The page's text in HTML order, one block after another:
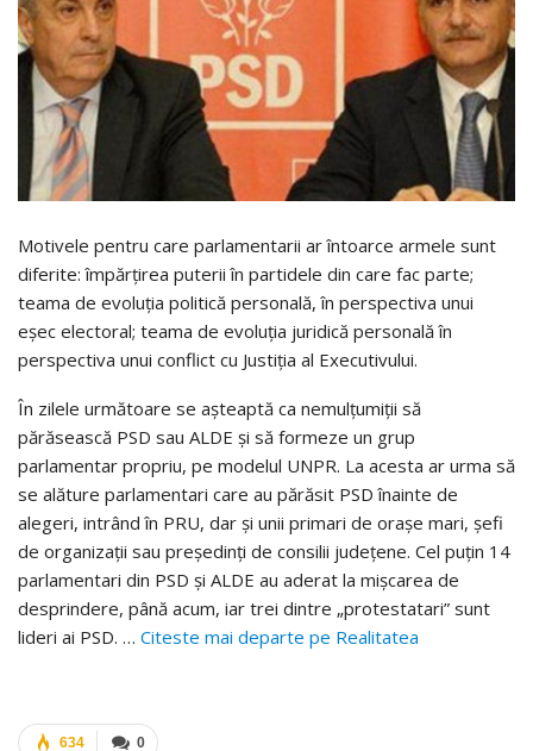
Motivele pentru care parlamentarii ar întoarce armele sunt
diferite: împărțirea puterii în partidele din care fac parte;
teama de evoluția politică personală, în perspectiva unui
eșec electoral; teama de evoluția juridică personală în
perspectiva unui conflict cu Justiția al Executivului.
În zilele următoare se așteaptă ca nemulțumiții să
părăsească PSD sau ALDE și să formeze un grup
parlamentar propriu, pe modelul UNPR. La acesta ar urma să
se alăture parlamentari care au părăsit PSD înainte de
alegeri, intrând în PRU, dar și unii primari de orașe mari, șefi
de organizații sau președinți de consilii județene. Cel puțin 14
parlamentari din PSD și ALDE au aderat la mișcarea de
desprindere, până acum, iar trei dintre „protestatari” sunt
lideri ai PSD. … Citeste mai departe pe Realitatea
0
634